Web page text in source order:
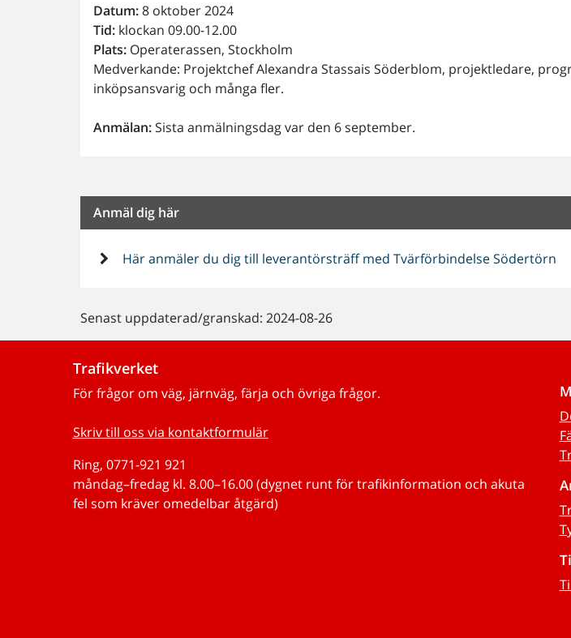
Datum:8 oktober 2024
Tid: klockan 09.00-12.00
Plats: Operaterassen, Stockholm
Medverkande: Projektchef Alexandra Stassais Söderblom, projektledare,
inköpsansvarig och många fler.
Anmälan:Sista anmälningsdag var den 6 september.
Anmäl dig här
Här anmäler du dig till leverantörsträff med Tvärförbindelse Södertörn
Senast uppdaterad/granskad: 2024-08-26
Trafikverket
För frågor om väg, järnväg, färja och övriga frågor.
Skriv till oss via kontaktformulär
Ring, 0771-921 921
måndag–fredag kl. 8.00–16.00 (dygnet runt för trafikinformation och akuta
fel som kräver omedelbar åtgärd)